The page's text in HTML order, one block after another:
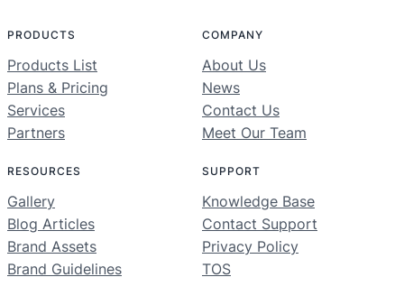
PRODUCTS
Products List
Plans & Pricing
Services
Partners
COMPANY
About Us
News
Contact Us
Meet Our Team
RESOURCES
Gallery
Blog Articles
Brand Assets
Brand Guidelines
SUPPORT
Knowledge Base
Contact Support
Privacy Policy
TOS